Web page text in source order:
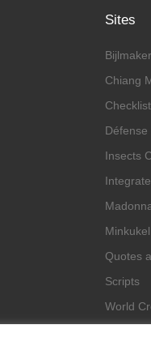
Sites
Chiang
Défense
Insects
Minkukel
Quotes
Scripts
World